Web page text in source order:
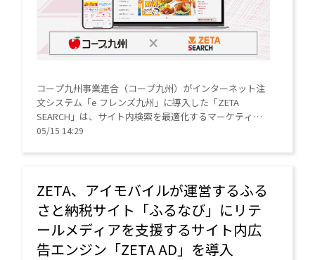
コープ九州事業連合（コープ九州）がインターネット注
文システム「e フレンズ九州」に導入した「ZETA
SEARCH」は、サイト内検索を最適化するマーケティン
グソリューション。高速性・処理能力とAIによる自動最
05/15 14:29
ZETA、アイモバイルが運営するふる
さと納税サイト「ふるなび」にリテ
ールメディアを支援するサイト内広
告エンジン「ZETA AD」を導入